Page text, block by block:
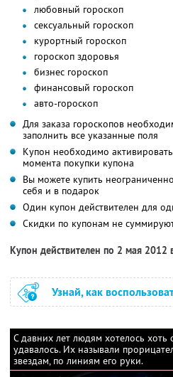
любовный гороскоп
сексуальный гороскоп
курортный гороскоп
гороскоп здоровья
бизнес гороскоп
финансовый гороскоп
авто-гороскоп
Для заказа гороскопов
заполнить все указанные поля
Купон необходимо
момента покупки купона
Вы можете купить
себя и в подарок
Один купон действителен для
Скидки по купонам не
Купон действителен по 2 мая 2012
Узнай, как
С давних лет людям хотелось
удавалось. Их называли
звездам, по линиям его руки.